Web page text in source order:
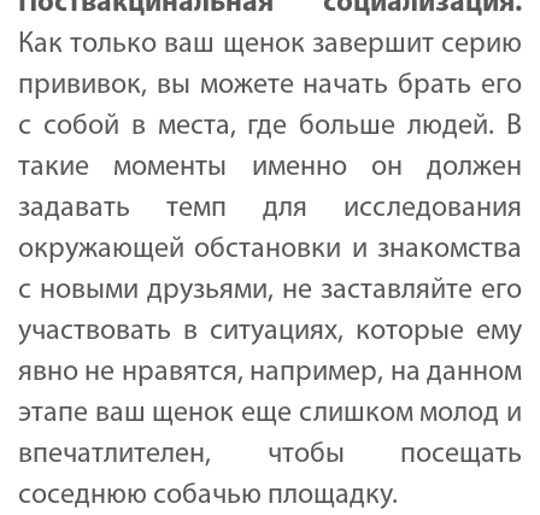
Как только ваш щенок завершит серию
прививок, вы можете начать брать его
с собой в места, где больше людей. В
такие моменты именно он должен
задавать темп для исследования
окружающей обстановки и знакомства
с новыми друзьями, не заставляйте его
участвовать в ситуациях, которые ему
явно не нравятся, например, на данном
этапе ваш щенок еще слишком молод и
впечатлителен, чтобы посещать
соседнюю собачью площадку.